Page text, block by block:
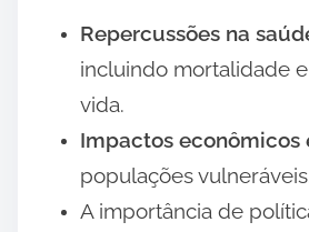
Repercussões na
incluindo mortalidade
vida.
Impactos econômicos
populações
A importância de